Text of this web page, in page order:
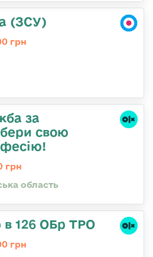
(ЗСУ)
грн
за
свою
грн
область
в 126 ОБр ТРО
грн